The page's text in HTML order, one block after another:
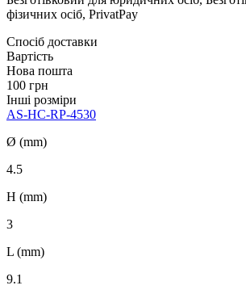
фізичних осіб, PrivatPay
Спосіб доставки
Вартість
Нова пошта
100 грн
Інші розміри
AS-HC-RP-4530
Ø (mm)
4.5
H (mm)
3
L (mm)
9.1